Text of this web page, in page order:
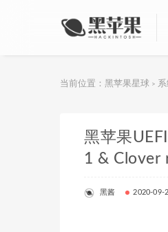
当前位置： 黑苹果星球 >
黑苹果
1 & Clover
黑酱 2020-09-